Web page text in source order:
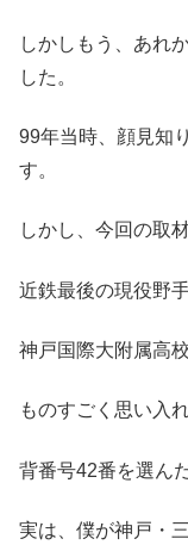
しかしもう、あれ
した。
99年当時、顔見知
す。
しかし、今回の取
近鉄最後の現役野手
神戸国際大附属高
ものすごく思い入
背番号42番を選ん
実は、僕が神戸・